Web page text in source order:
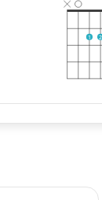
1 2